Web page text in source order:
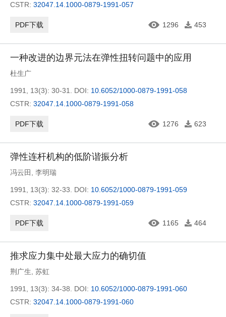
CSTR: 32047.14.1000-0879-1991-057
PDF下载 1296 453
一种改进的边界元法在弹性扭转问题中的应用
杜生广
1991, 13(3): 30-31. DOI: 10.6052/1000-0879-1991-058
CSTR: 32047.14.1000-0879-1991-058
PDF下载 1276 623
弹性连杆机构的低阶谐振分析
冯云田 李明瑞
1991, 13(3): 32-33. DOI: 10.6052/1000-0879-1991-059
CSTR: 32047.14.1000-0879-1991-059
PDF下载 1165 464
推求应力集中处最大应力的确切值
荆广生 苏虹
1991, 13(3): 34-38. DOI: 10.6052/1000-0879-1991-060
CSTR: 32047.14.1000-0879-1991-060